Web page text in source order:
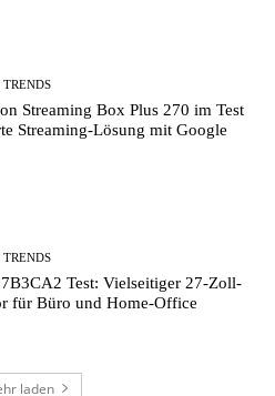
Streaming Box Plus 270 im Test
Streaming-Lösung mit Google
Test: Vielseitiger 27-Zoll-
für Büro und Home-Office
laden